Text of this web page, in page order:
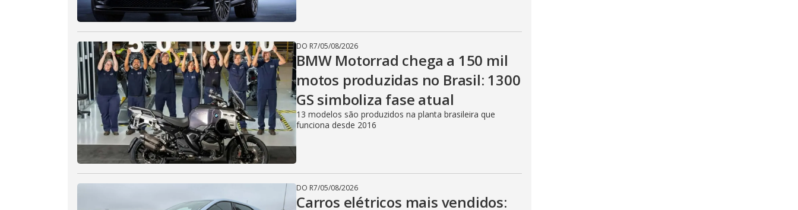
DO R7/05/08/2026
BMW Motorrad chega a 150 mil
motos produzidas no Brasil: 1300
GS simboliza fase atual
13 modelos são produzidos na planta brasileira que
funciona desde 2016
DO R7/05/08/2026
Carros elétricos mais vendidos: